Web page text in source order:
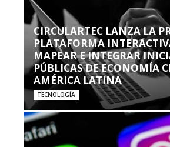
CIRCULARTEC LANZA LA
PLATAFORMA
MAPEAR E INTEGRAR
PÚBLICAS DE ECONOMÍA
AMÉRICA LATINA
TECNOLOGÍA